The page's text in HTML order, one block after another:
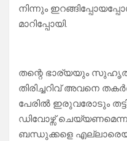
നിന്നും
മാറിപ്പോയി.
തന്റെ ഭാര്യയും
തിരിച്ചറിവ് അവനെ
പേരിൽ ഇരുവരോടും
ഡിവോഴ്സ്
ബന്ധുക്കളെ